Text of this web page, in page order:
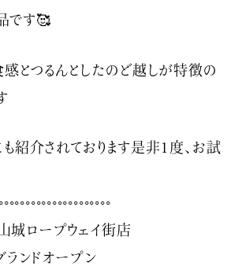
です🥰
感とつるんとしたのど越しが特徴の
も紹介されております是非1度、お試
城ロープウェイ街店
ランドオープン